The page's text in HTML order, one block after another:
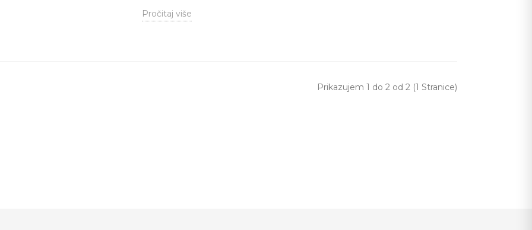
Pročitaj više
Prikazujem 1 do 2 od 2 (1 Stranice)